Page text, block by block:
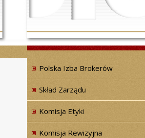
Polska Izba Brokerów
Skład Zarządu
Komisja Etyki
Komisja Rewizyjna